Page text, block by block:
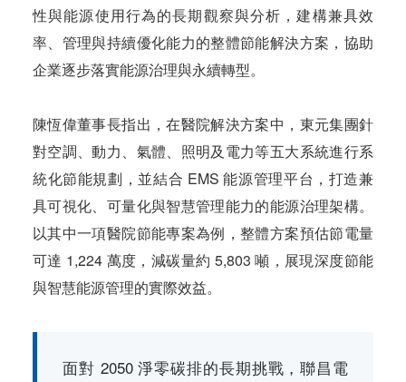
性與能源使用行為的長期觀察與分析，建構兼具效
率、管理與持續優化能力的整體節能解決方案，協助
企業逐步落實能源治理與永續轉型。
陳恆偉董事長指出，在醫院解決方案中，東元集團針
對空調、動力、氣體、照明及電力等五大系統進行系
統化節能規劃，並結合 EMS 能源管理平台，打造兼
具可視化、可量化與智慧管理能力的能源治理架構。
以其中一項醫院節能專案為例，整體方案預估節電量
可達 1,224 萬度，減碳量約 5,803 噸，展現深度節能
與智慧能源管理的實際效益。
面對 2050 淨零碳排的長期挑戰，聯昌電